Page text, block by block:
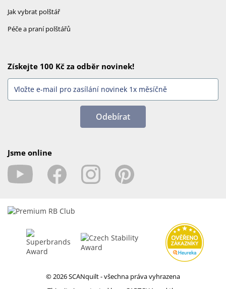
Jak vybrat polštář
Péče a praní polštářů
Získejte 100 Kč za odběr novinek!
Odebírat
Jsme online
© 2026 SCANquilt - všechna práva vyhrazena